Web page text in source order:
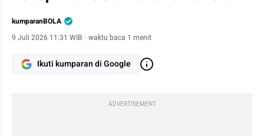
kumparanBOLA
9 Juli 2026 11:31 WIB · waktu baca 1 menit
Ikuti kumparan di Google
ADVERTISEMENT